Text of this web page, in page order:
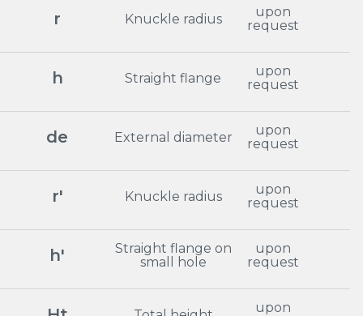
r Knuckle radius
upon
request
h Straight flange
upon
request
de External diameter
upon
request
r' Knuckle radius
upon
request
h'
Straight flange on
small hole
upon
request
upon